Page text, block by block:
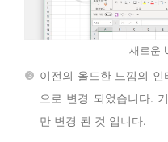
새로운
이전의 올드한 느낌의
으로 변경 되었습니다.
만 변경 된 것 입니다.